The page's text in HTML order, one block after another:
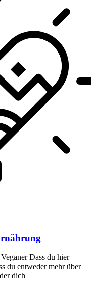
Dass du hier
du entweder mehr über
dich